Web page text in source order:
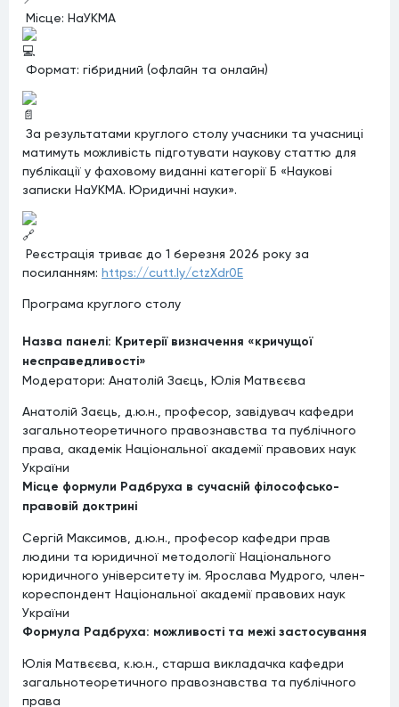
Місце: НаУКМА
Формат: гібридний (офлайн та онлайн)
За результатами круглого столу учасники та учасниці
матимуть можливість підготувати наукову статтю для
публікації у фаховому виданні категорії Б «Наукові
записки НаУКМА. Юридичні науки».
Реєстрація триває до 1 березня 2026 року за
посиланням: https://cutt.ly/ctzXdr0E
Програма круглого столу
Назва панелі: Критерії визначення «кричущої
несправедливості»
Модератори: Анатолій Заєць, Юлія Матвєєва
Анатолій Заєць, д.ю.н., професор, завідувач кафедри
загальнотеоретичного правознавства та публічного
права, академік Національної академії правових наук
України
Місце формули Радбруха в сучасній філософсько-
правовій доктрині
Сергій Максимов, д.ю.н., професор кафедри прав
людини та юридичної методології Національного
юридичного університету ім. Ярослава Мудрого, член-
кореспондент Національної академії правових наук
України
Формула Радбруха: можливості та межі застосування
Юлія Матвєєва, к.ю.н., старша викладачка кафедри
загальнотеоретичного правознавства та публічного
права